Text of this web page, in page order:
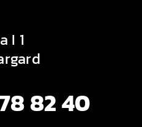
I 1
82 40